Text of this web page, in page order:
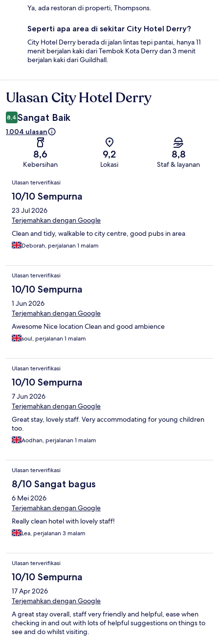
Ya, ada restoran di properti, Thompsons.
Seperti apa area di sekitar City Hotel Derry?
City Hotel Derry berada di jalan lintas tepi pantai, hanya 11
menit berjalan kaki dari Tembok Kota Derry dan 3 menit
berjalan kaki dari Guildhall.
Ulasan
Ulasan City Hotel Derry
8,4 Sangat Baik
1.004 ulasan
8,6
Kebersihan
9,2
Lokasi
8,8
Staf & layanan
Ulasan
Ulasan terverifikasi
10/10 Sempurna
23 Jul 2026
Terjemahkan dengan Google
Clean and tidy, walkable to city centre, good pubs in area
Deborah, perjalanan 1 malam
Ulasan terverifikasi
10/10 Sempurna
1 Jun 2026
Terjemahkan dengan Google
Awesome Nice location Clean and good ambience
soul, perjalanan 1 malam
Ulasan terverifikasi
10/10 Sempurna
7 Jun 2026
Terjemahkan dengan Google
Great stay, lovely staff. Very accommodating for young children
too.
Aodhan, perjalanan 1 malam
Ulasan terverifikasi
8/10 Sangat bagus
6 Mei 2026
Terjemahkan dengan Google
Really clean hotel with lovely staff!
Lea, perjalanan 3 malam
Ulasan terverifikasi
10/10 Sempurna
17 Apr 2026
Terjemahkan dengan Google
A great stay overall, staff very friendly and helpful, ease when
checking in and out with lots of helpful suggestions on things to
see and do whilst visiting.